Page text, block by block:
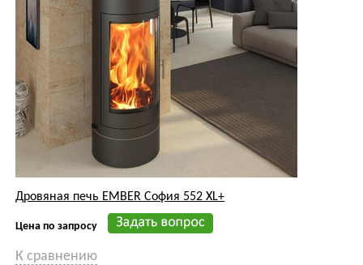
Дровяная печь EMBER София 552 XL+
Цена по запросу
К сравнению